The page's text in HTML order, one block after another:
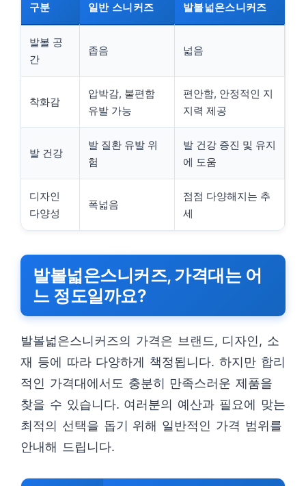
구분 일반 스니커즈 발볼넓은스니커즈
발볼 공
간
좁음 넓음
착화감
압박감, 불편함
유발 가능
편안함, 안정적인 지
지력 제공
발 건강
발 질환 유발 위
험
발 건강 증진 및 유지
에 도움
디자인
다양성
폭넓음
점점 다양해지는 추
세
발볼넓은스니커즈, 가격대는 어
느 정도일까요?
발볼넓은스니커즈의 가격은 브랜드, 디자인, 소
재 등에 따라 다양하게 책정됩니다. 하지만 합리
적인 가격대에서도 충분히 만족스러운 제품을
찾을 수 있습니다. 여러분의 예산과 필요에 맞는
최적의 선택을 돕기 위해 일반적인 가격 범위를
안내해 드립니다.